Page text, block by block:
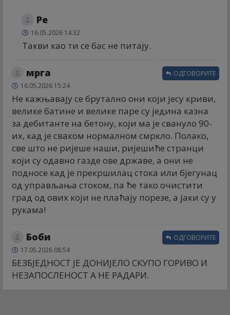
Ре
16.05.2026 14:32
Такви као ти се бас не питају.
мрга
16.05.2026 15:24
Не кажњавају се брутално они који јесу криви,
велике батине и велике паре су једина казна
за дебитанте на бетону, који ма је свануло 90-
их, кад је сваком нормалном смркло. Полако,
све што не ријеше наши, ријешиће странци
који су одавно газде ове државе, а они не
подносе кад је прекршилац стока или бјегунац
од управљања стоком, па ће тако очистити
град од ових који не плаћају порезе, а јаки су у
рукама!
ОДГОВОРИТЕ
Боби
17.05.2026 08:54
БЕЗБЈЕДНОСТ ЈЕ ДОНИЈЕЛО СКУПО ГОРИВО И
НЕЗАПОСЛЕНОСТ А НЕ РАДАРИ.
ОДГОВОРИТЕ